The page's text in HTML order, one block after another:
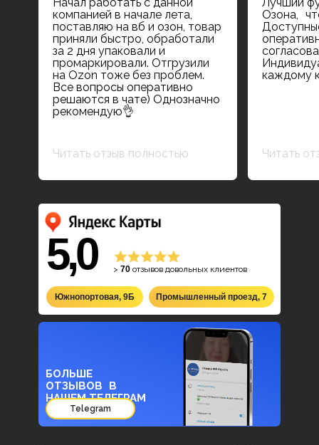
Озона,
каждому
Читать
компанией в начале лета,
поставляю на вб и озон, товар
приняли быстро, обработали
за 2 дня упаковали и
промаркировали. Отгрузили
на Ozon тоже без проблем.
Все вопросы оперативно
решаются в чате) Однозначно
рекомендую👌
Читать отзыв полностью
5,0 > 70 отзывов довольных клиентов
Промышленный проезд, 7
Южнопортовая, 9Б
БОЛЬШЕ
ОТЗЫВОВ В
НАШЕМ ТЕЛЕГРАМ
Telegram